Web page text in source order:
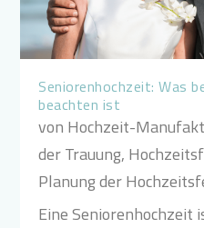
Seniorenhochzeit: Was
beachten ist
von Hochzeit-
der Trauung,
Planung der
Eine Seniorenhochzeit